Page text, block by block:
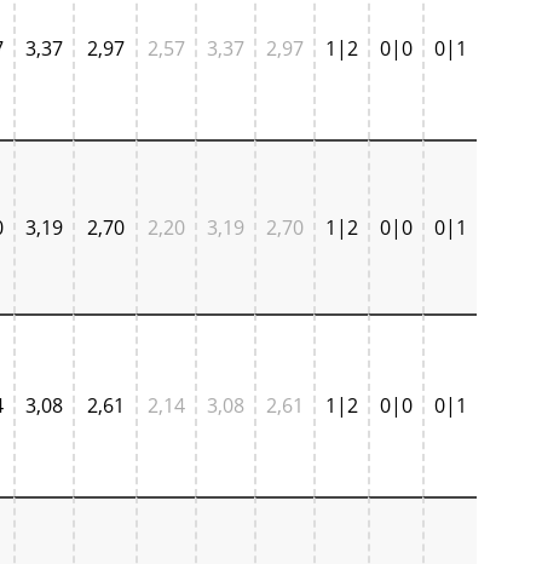
3,37 2,97 2,57 3,37 2,97 1|2 0|0 0|1
3,19 2,70 2,20 3,19 2,70 1|2 0|0 0|1
3,08 2,61 2,14 3,08 2,61 1|2 0|0 0|1